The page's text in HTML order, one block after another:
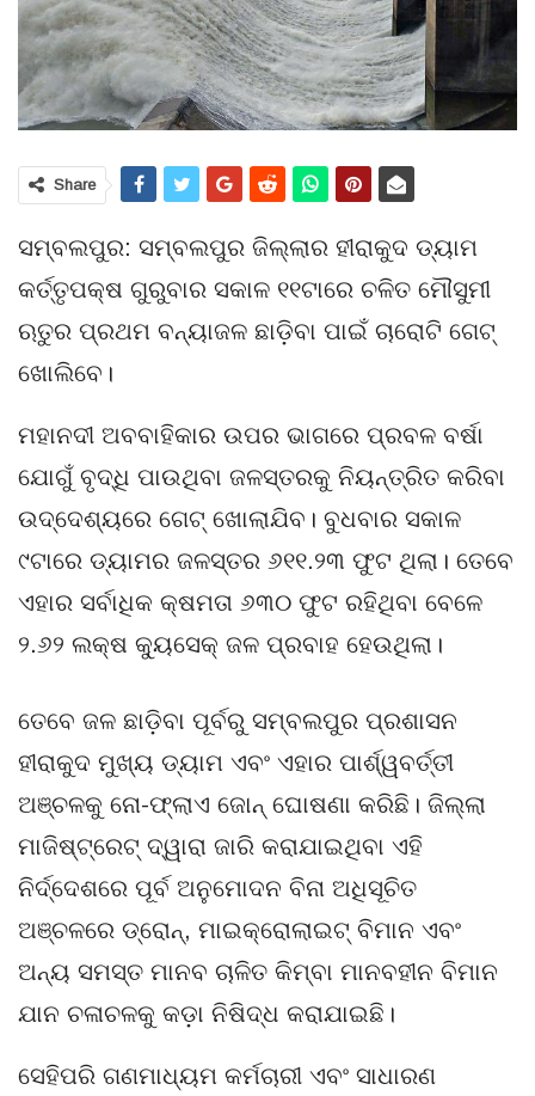
Share
ସମ୍ବଲପୁର: ସମ୍ବଲପୁର ଜିଲ୍ଲାର ହୀରାକୁଦ ଡ୍ୟାମ
କର୍ତ୍ତୃପକ୍ଷ ଗୁରୁବାର ସକାଳ ୧୧ଟାରେ ଚଳିତ ମୌସୁମୀ
ଋତୁର ପ୍ରଥମ ବନ୍ୟାଜଳ ଛାଡ଼ିବା ପାଇଁ ଚାରୋଟି ଗେଟ୍
ଖୋଲିବେ।
ମହାନଦୀ ଅବବାହିକାର ଉପର ଭାଗରେ ପ୍ରବଳ ବର୍ଷା
ଯୋଗୁଁ ବୃଦ୍ଧି ପାଉଥିବା ଜଳସ୍ତରକୁ ନିୟନ୍ତ୍ରିତ କରିବା
ଉଦ୍ଦେଶ୍ୟରେ ଗେଟ୍ ଖୋଲାଯିବ। ବୁଧବାର ସକାଳ
୯ଟାରେ ଡ୍ୟାମର ଜଳସ୍ତର ୬୧୧.୨୩ ଫୁଟ ଥିଲା। ତେବେ
ଏହାର ସର୍ବାଧିକ କ୍ଷମତା ୬୩୦ ଫୁଟ ରହିଥିବା ବେଳେ
୨.୬୨ ଲକ୍ଷ କ୍ୟୁସେକ୍ ଜଳ ପ୍ରବାହ ହେଉଥିଲା।
ତେବେ ଜଳ ଛାଡ଼ିବା ପୂର୍ବରୁ ସମ୍ବଲପୁର ପ୍ରଶାସନ
ହୀରାକୁଦ ମୁଖ୍ୟ ଡ୍ୟାମ ଏବଂ ଏହାର ପାର୍ଶ୍ୱବର୍ତ୍ତୀ
ଅଞ୍ଚଳକୁ ନୋ-ଫ୍ଲାଏ ଜୋନ୍ ଘୋଷଣା କରିଛି। ଜିଲ୍ଲା
ମାଜିଷ୍ଟ୍ରେଟ୍ ଦ୍ୱାରା ଜାରି କରାଯାଇଥିବା ଏହି
ନିର୍ଦ୍ଦେଶରେ ପୂର୍ବ ଅନୁମୋଦନ ବିନା ଅଧିସୂଚିତ
ଅଞ୍ଚଳରେ ଡ୍ରୋନ୍, ମାଇକ୍ରୋଲାଇଟ୍ ବିମାନ ଏବଂ
ଅନ୍ୟ ସମସ୍ତ ମାନବ ଚାଳିତ କିମ୍ବା ମାନବହୀନ ବିମାନ
ଯାନ ଚଳାଚଳକୁ କଡ଼ା ନିଷିଦ୍ଧ କରାଯାଇଛି।
ସେହିପରି ଗଣମାଧ୍ୟମ କର୍ମଚାରୀ ଏବଂ ସାଧାରଣ